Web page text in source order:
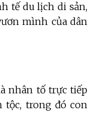
tế du lịch di sản,
mình của dân
nhân tố trực tiếp
tộc, trong đó con